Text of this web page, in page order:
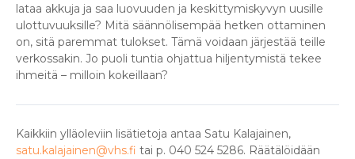
lataa akkuja ja saa luovuuden ja keskittymiskyvyn uusille
ulottuvuuksille? Mitä säännölisempää hetken ottaminen
on, sitä paremmat tulokset. Tämä voidaan järjestää teille
verkossakin. Jo puoli tuntia ohjattua hiljentymistä tekee
ihmeitä – milloin kokeillaan?
Kaikkiin ylläoleviin lisätietoja antaa Satu Kalajainen,
satu.kalajainen@vhs.fi tai p. 040 524 5286. Räätälöidään